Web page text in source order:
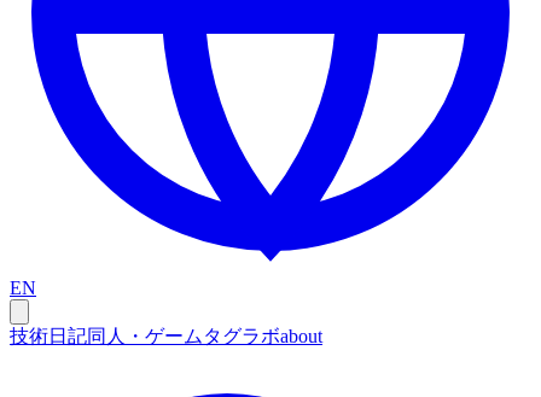
EN
技術日記同人・ゲーム タグラボabout